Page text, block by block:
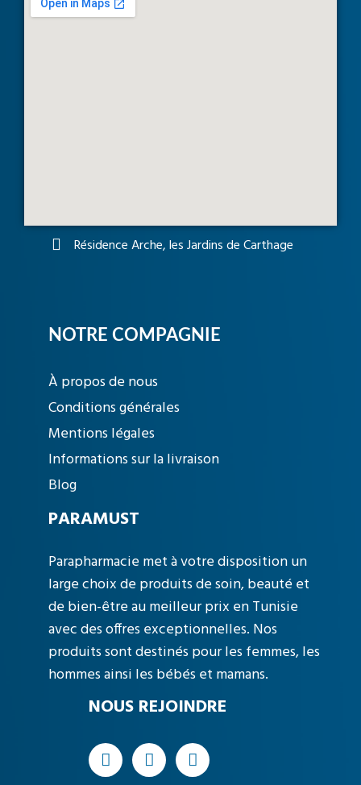
Résidence Arche, les Jardins de Carthage
NOTRE COMPAGNIE
À propos de nous
Conditions générales
Mentions légales
Informations sur la livraison
Blog
PARAMUST
Parapharmacie met à votre disposition un
large choix de produits de soin, beauté et
de bien-être au meilleur prix en Tunisie
avec des offres exceptionnelles. Nos
produits sont destinés pour les femmes, les
hommes ainsi les bébés et mamans.
NOUS REJOINDRE